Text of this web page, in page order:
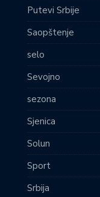
Putevi Srbije
Saopštenje
selo
Sevojno
sezona
Sjenica
Solun
Sport
Srbija